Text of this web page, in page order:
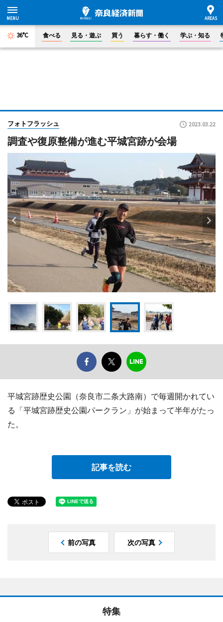
36°C 食べる 見る・遊ぶ 買う 暮らす・働く 学ぶ・知る
フォトフラッシュ 2023.03.22
調査や復原整備が進む平城宮跡が会場
平城宮跡歴史公園（奈良市二条大路南）で毎週開かれてい
る「平城宮跡歴史公園パークラン」が始まって半年がたっ
た。
記事を読む
前の写真 次の写真
特集